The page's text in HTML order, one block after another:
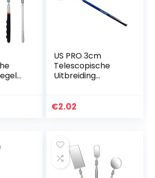
US PRO 3cm
Telescopische
Uitbreiding
Grootte 180mm –
€2.02